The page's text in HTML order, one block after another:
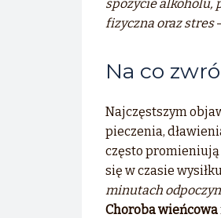
spożycie alkoholu,
fizyczna oraz stres
Na co
Najczęstszym
pieczenia,
często promieniują
się w czasie
minutach
Choroba wieńcowa